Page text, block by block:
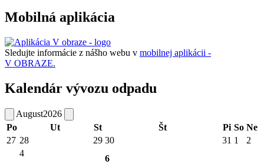
Mobilná aplikácia
Sledujte informácie z nášho webu v mobilnej aplikácii -
V OBRAZE.
Kalendár vývozu odpadu
August2026
Po
Ut St Št Pi So Ne
27 28 29 30 31 1 2
4
6